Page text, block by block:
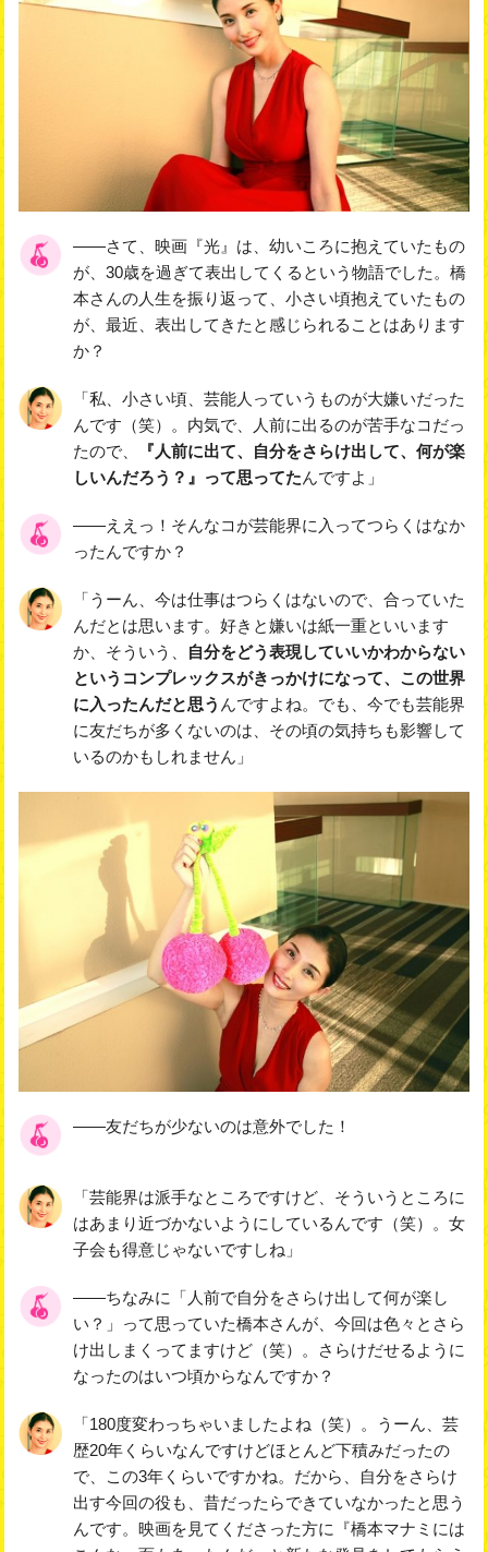
――さて、映画『光』は、幼いころに抱えていたもの
が、30歳を過ぎて表出してくるという物語でした。橋
本さんの人生を振り返って、小さい頃抱えていたもの
が、最近、表出してきたと感じられることはあります
か？
「私、小さい頃、芸能人っていうものが大嫌いだった
んです（笑）。内気で、人前に出るのが苦手なコだっ
たので、
『人前に出て、自分をさらけ出して、何が楽
しいんだろう？』って思ってたんですよ」
――ええっ！そんなコが芸能界に入ってつらくはなか
ったんですか？
「うーん、今は仕事はつらくはないので、合っていた
んだとは思います。好きと嫌いは紙一重といいます
か、そういう、
自分をどう表現していいかわからない
というコンプレックスがきっかけになって、この世界
に入ったんだと思う んですよね。でも、今でも芸能界
に友だちが多くないのは、その頃の気持ちも影響して
いるのかもしれません」
――友だちが少ないのは意外でした！
「芸能界は派手なところですけど、そういうところに
はあまり近づかないようにしているんです（笑）。女
子会も得意じゃないですしね」
――ちなみに「人前で自分をさらけ出して何が楽し
い？」って思っていた橋本さんが、今回は色々とさら
け出しまくってますけど（笑）。さらけだせるように
なったのはいつ頃からなんですか？
「180度変わっちゃいましたよね（笑）。うーん、芸
歴20年くらいなんですけどほとんど下積みだったの
で、この3年くらいですかね。だから、自分をさらけ
出す今回の役も、昔だったらできていなかったと思う
んです。映画を見てくださった方に『橋本マナミには